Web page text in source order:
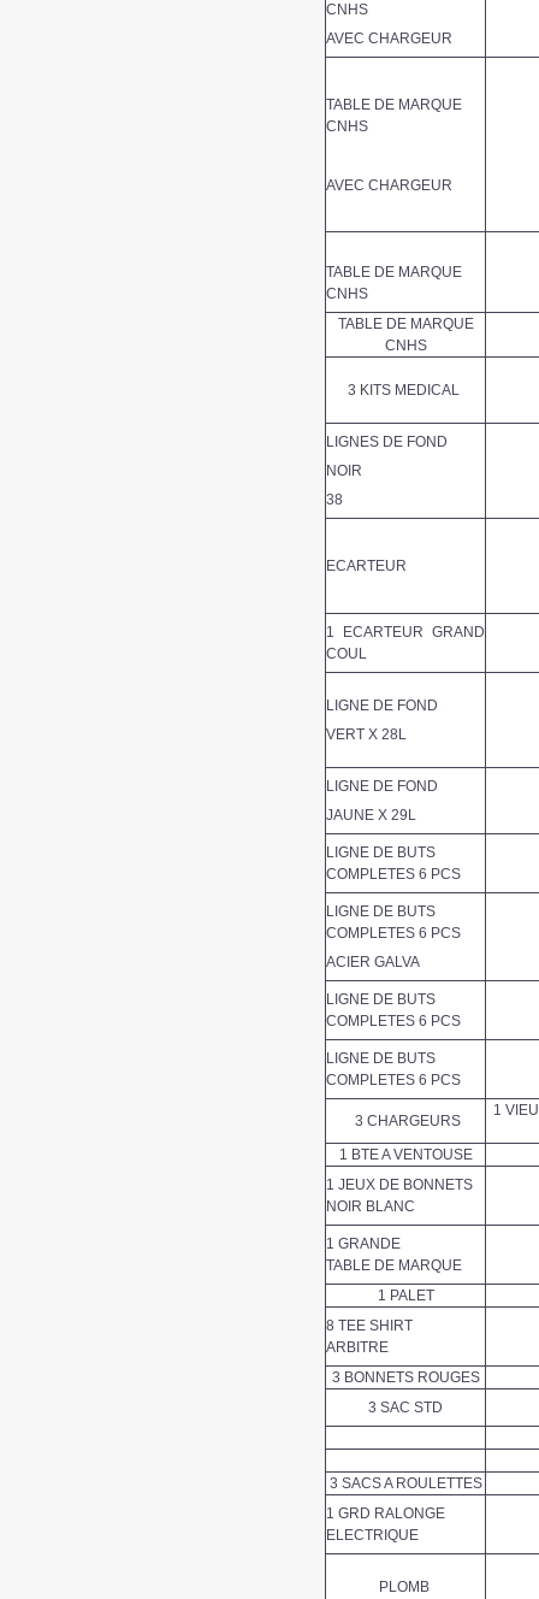
CNHS
AVEC CHARGEUR
TABLE DE MARQUE
CNHS
AVEC CHARGEUR
TABLE DE MARQUE
CNHS
TABLE DE MARQUE
CNHS
3 KITS MEDICAL
LIGNES DE FOND
NOIR
38
ECARTEUR
1 ECARTEUR GRAND
COUL
LIGNE DE FOND
VERT X 28L
LIGNE DE FOND
JAUNE X 29L
LIGNE DE BUTS
COMPLETES 6 PCS
LIGNE DE BUTS
COMPLETES 6 PCS
ACIER GALVA
LIGNE DE BUTS
COMPLETES 6 PCS
LIGNE DE BUTS
COMPLETES 6 PCS
3 CHARGEURS
1
1 BTE A VENTOUSE
1 JEUX DE BONNETS
NOIR BLANC
1 GRANDE
TABLE DE MARQUE
1 PALET
8 TEE SHIRT
ARBITRE
3 BONNETS ROUGES
3 SAC STD
3 SACS A ROULETTES
1 GRD RALONGE
ELECTRIQUE
PLOMB